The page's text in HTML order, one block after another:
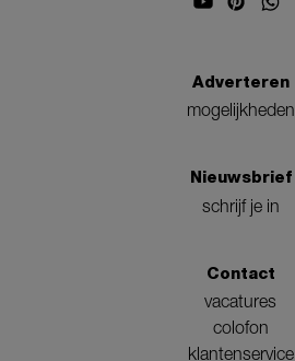
Adverteren
mogelijkheden
Nieuwsbrief
schrijf je in
Contact
vacatures
colofon
klantenservice